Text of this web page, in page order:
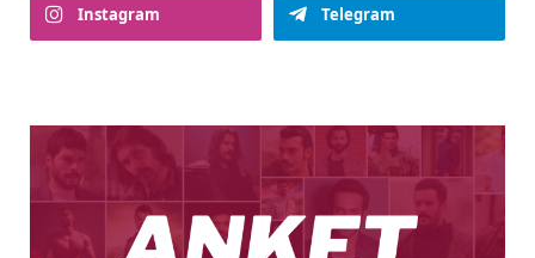
Instagram Telegram